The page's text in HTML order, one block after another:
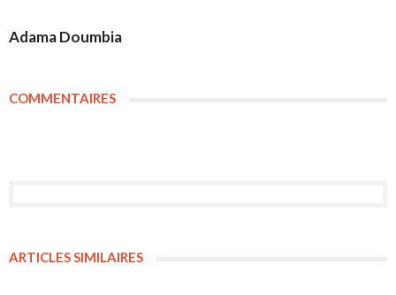
Adama Doumbia
COMMENTAIRES
ARTICLES SIMILAIRES